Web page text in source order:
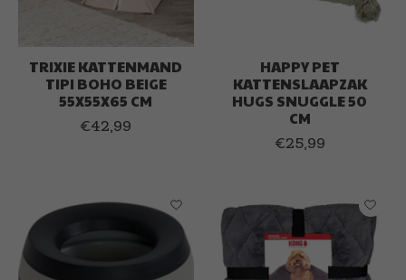
TRIXIE KATTENMAND
TIPI BOHO BEIGE
55X55X65 CM
€42,99
HAPPY PET
KATTENSLAAPZAK
HUGS SNUGGLE 50
CM
€25,99